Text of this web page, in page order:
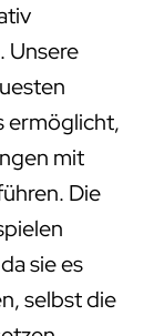
Unsere
ermöglicht,
mit
Die
sie es
selbst die